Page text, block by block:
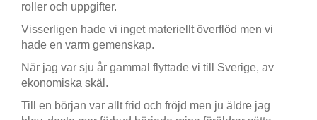
roller och uppgifter.
Visserligen hade vi inget materiellt överflöd men vi
hade en varm gemenskap.
När jag var sju år gammal flyttade vi till Sverige, av
ekonomiska skäl.
Till en början var allt frid och fröjd men ju äldre jag